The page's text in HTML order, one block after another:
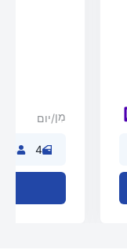
מִן/יום
4
4